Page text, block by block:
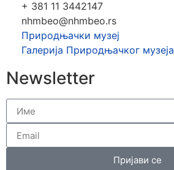
+ 381 11 3442147
nhmbeo@nhmbeo.rs
Природњачки музеј
Галерија Природњачког музеја
Newsletter
Пријави се